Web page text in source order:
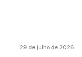
29 de julho de 2026